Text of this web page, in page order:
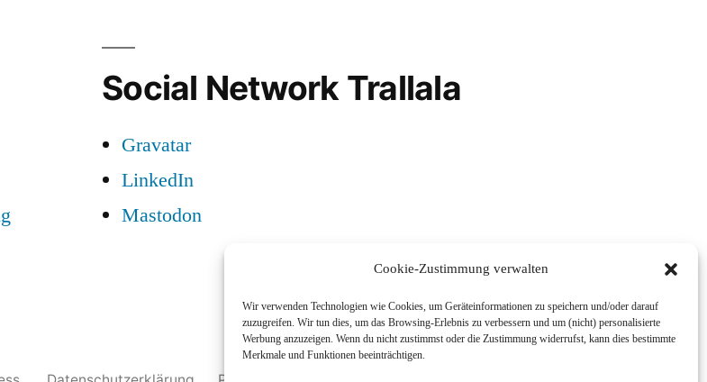
Cookie-Zustimmung verwalten
Wir verwenden Technologien wie Cookies, um Geräteinformationen zu speichern und/oder darauf
zuzugreifen. Wir tun dies, um das Browsing-Erlebnis zu verbessern und um (nicht) personalisierte
Werbung anzuzeigen. Wenn du nicht zustimmst oder die Zustimmung widerrufst, kann dies bestimmte
Merkmale und Funktionen beeinträchtigen.
Social Network Trallala
Gravatar
LinkedIn
Mastodon